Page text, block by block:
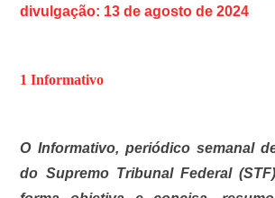
divulgação: 13 de agosto de 2024
1 Informativo
O Informativo, periódico semanal
do Supremo Tribunal Federal